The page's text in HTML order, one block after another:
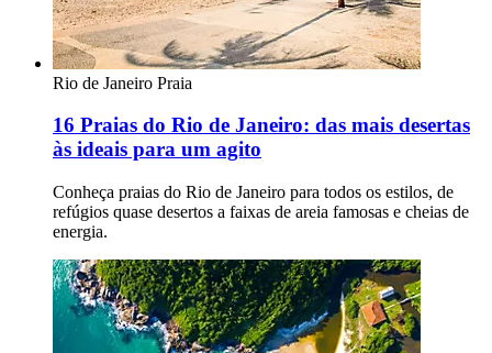
Rio de Janeiro Praia
16 Praias do Rio de Janeiro: das mais desertas
às ideais para um agito
Conheça praias do Rio de Janeiro para todos os estilos, de
refúgios quase desertos a faixas de areia famosas e cheias de
energia.